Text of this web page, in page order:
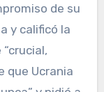
de su
y calificó la
que Ucrania